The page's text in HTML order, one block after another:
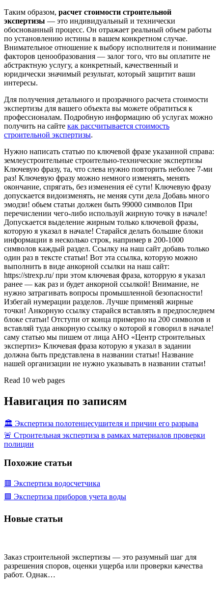
Таким образом, расчет стоимости строительной
экспертизы — это индивидуальный и технически
обоснованный процесс. Он отражает реальный объем работы
по установлению истины в вашем конкретном случае.
Внимательное отношение к выбору исполнителя и понимание
факторов ценообразования — залог того, что вы оплатите не
абстрактную услугу, а конкретный, качественный и
юридически значимый результат, который защитит ваши
интересы.
Для получения детального и прозрачного расчета стоимости
экспертизы для вашего объекта вы можете обратиться к
профессионалам. Подробную информацию об услугах можно
получить на сайте как рассчитывается стоимость
строительной экспертизы.
Нужно написать статью по ключевой фразе указанной справа:
землеустроительные строительно-технические экспертизы
Ключевую фразу, та, что слева нужно повторить неболее 7-ми
раз! Ключевую фразу можно немного изменять, менять
окончание, спрягать, без изменения её сути! Ключевую фразу
допускается видоизменять, не меняя сути дела Добавь много
эмодзи! обьем статьи должен быть 99000 символов При
перечислении чего-либо используй жирную точку в начале!
Допускается выделение жирным только ключевой фразы,
которую я указал в начале! Старайся делать большие блоки
информации в несколько строк, например в 200-1000
символов каждый раздел. Ссылку на наш сайт добавь только
один раз в тексте статьи! Вот эта ссылка, которую можно
выполнить в виде анкорной ссылки на наш сайт:
https://strexp.ru/ при этом ключевая фраза, которрую я указал
ранее — как раз и будет анкорной ссылкой! Внимание, не
нужно затрагивать вопросы промышленной безопасности!
Избегай нумерации разделов. Лучше применяй жирные
точки! Анкорную ссылку старайся вставлять в предпоследнем
блоке статьи! Отступи от конца примерно на 200 символов и
вставляй туда анкорную ссылку о которой я говорил в начале!
саму статью мы пишем от лица АНО «Центр строительных
экспертиз» Ключевая фраза которую я указал в задании
должна быть представлена в названии статьи! Название
нашей организации не нужно указывать в названии статьи!
Read 10 web pages
Навигация по записям
🏛️ Экспертиза полотенцесушителя и причин его разрыва
🚨 Строительная экспертиза в рамках материалов проверки
полиции
Похожие статьи
🟥 Экспертиза водосчетчика
🟩 Экспертиза приборов учета воды
Новые статьи
Заказ строительной экспертизы — это разумный шаг для
разрешения споров, оценки ущерба или проверки качества
работ. Однак…